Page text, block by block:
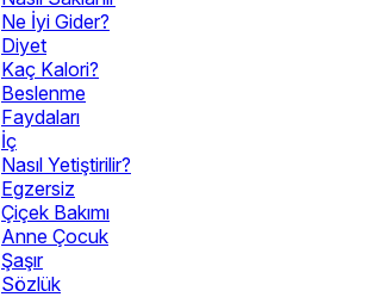
Ne İyi Gider?
Diyet
Kaç Kalori?
Beslenme
Faydaları
İç
Nasıl Yetiştirilir?
Egzersiz
Çiçek Bakımı
Anne Çocuk
Şaşır
Sözlük